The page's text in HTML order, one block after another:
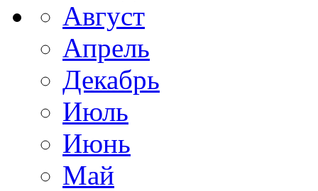
Август
Апрель
Декабрь
Июль
Июнь
Май